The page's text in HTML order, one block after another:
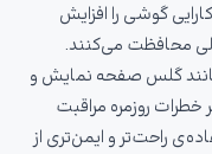
گوشی را افزایش
محافظت می‌کنند.
مانند گلس صفحه نمایش و
خطرات روزمره مراقبت
راحت‌تر و ایمن‌تری از